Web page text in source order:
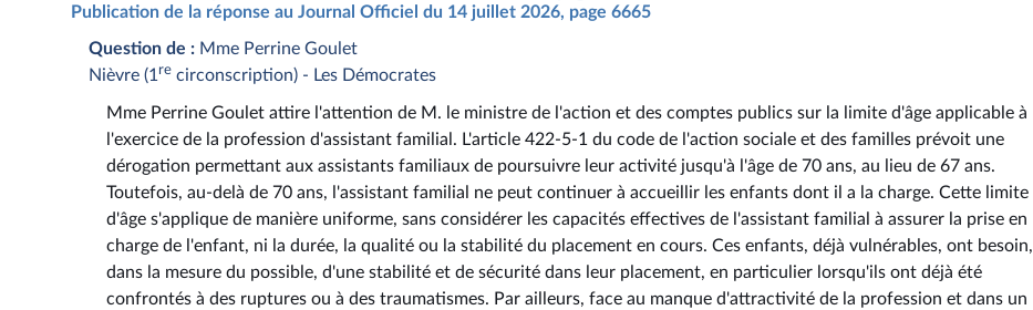
Publication de la réponse au Journal Officiel du 14 juillet 2026, page 6665
Question de : Mme Perrine Goulet
Nièvre (1 re circonscription) - Les Démocrates
Mme Perrine Goulet attire l'attention de M. le ministre de l'action et des comptes publics sur la limite d'âge applicable à
l'exercice de la profession d'assistant familial. L'article 422-5-1 du code de l'action sociale et des familles prévoit une
dérogation permettant aux assistants familiaux de poursuivre leur activité jusqu'à l'âge de 70 ans, au lieu de 67 ans.
Toutefois, au-delà de 70 ans, l'assistant familial ne peut continuer à accueillir les enfants dont il a la charge. Cette limite
d'âge s'applique de manière uniforme, sans considérer les capacités effectives de l'assistant familial à assurer la prise en
charge de l'enfant, ni la durée, la qualité ou la stabilité du placement en cours. Ces enfants, déjà vulnérables, ont besoin,
dans la mesure du possible, d'une stabilité et de sécurité dans leur placement, en particulier lorsqu'ils ont déjà été
confrontés à des ruptures ou à des traumatismes. Par ailleurs, face au manque d'attractivité de la profession et dans un